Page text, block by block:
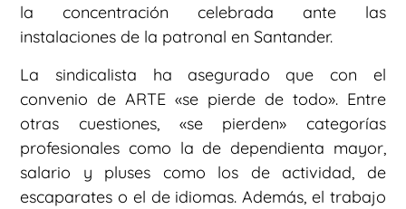
la concentración celebrada ante las
instalaciones de la patronal en Santander.
La sindicalista ha asegurado que con el
convenio de ARTE «se pierde de todo». Entre
otras cuestiones, «se pierden» categorías
profesionales como la de dependienta mayor,
salario y pluses como los de actividad, de
escaparates o el de idiomas. Además, el trabajo